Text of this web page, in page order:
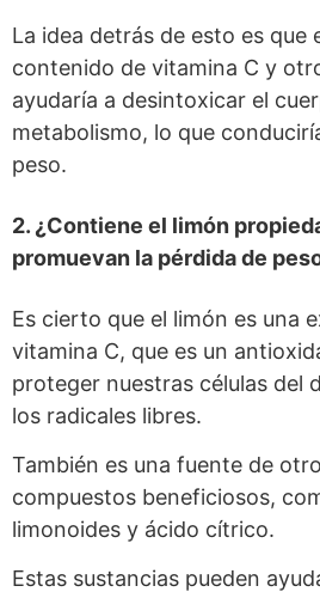
La idea detrás de esto es que
contenido de vitamina C y
ayudaría a desintoxicar el
metabolismo, lo que
peso.
2. ¿Contiene el limón
promuevan la pérdida de
Es cierto que el limón es una
vitamina C, que es un
proteger nuestras células del
los radicales libres.
También es una fuente de
compuestos beneficiosos,
limonoides y ácido cítrico.
Estas sustancias pueden